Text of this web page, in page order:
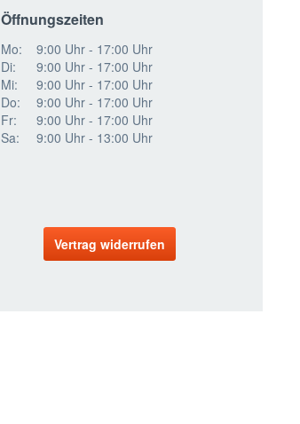
Öffnungszeiten
Mo:
9:00 Uhr - 17:00 Uhr
Di:
9:00 Uhr - 17:00 Uhr
Mi:
9:00 Uhr - 17:00 Uhr
Do:
9:00 Uhr - 17:00 Uhr
Fr:
9:00 Uhr - 17:00 Uhr
Sa:
9:00 Uhr - 13:00 Uhr
Vertrag widerrufen